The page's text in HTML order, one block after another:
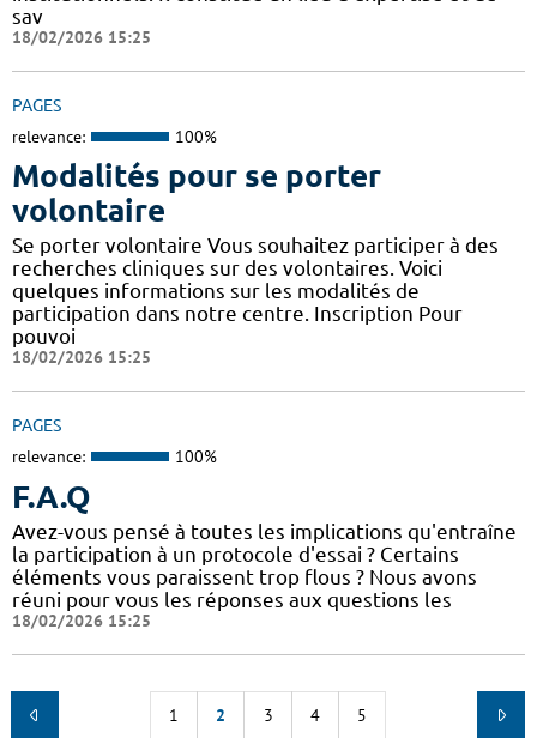
sav
18/02/2026 15:25
PAGES
relevance: 100%
Modalités pour se porter
volontaire
Se porter volontaire Vous souhaitez participer à des
recherches cliniques sur des volontaires. Voici
quelques informations sur les modalités de
participation dans notre centre. Inscription Pour
pouvoi
18/02/2026 15:25
PAGES
relevance: 100%
F.A.Q
Avez-vous pensé à toutes les implications qu'entraîne
la participation à un protocole d'essai ? Certains
éléments vous paraissent trop flous ? Nous avons
réuni pour vous les réponses aux questions les
18/02/2026 15:25
1 2 3 4 5